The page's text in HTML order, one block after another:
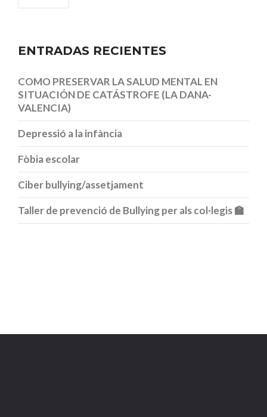
ENTRADAS RECIENTES
COMO PRESERVAR LA SALUD MENTAL EN
SITUACIÓN DE CATÁSTROFE (LA DANA-
VALENCIA)
Depressió a la infància
Fòbia escolar
Ciber bullying/assetjament
Taller de prevenció de Bullying per als col·legis 🏫